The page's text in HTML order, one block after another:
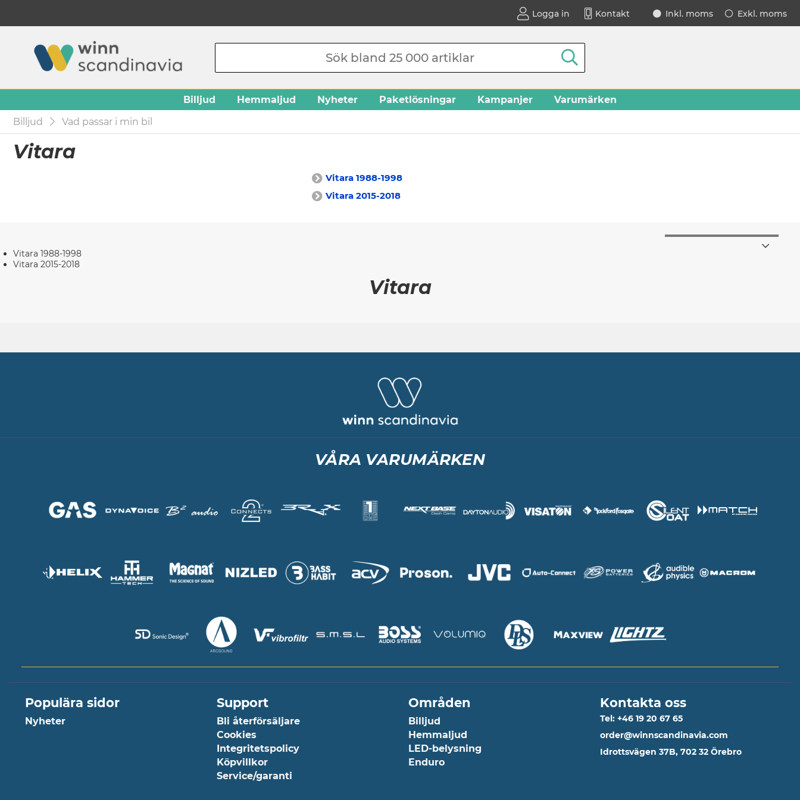
Logga in Kontakt Exkl. moms
Inkl. moms
Billjud Hemmaljud Nyheter Paketlösningar Kampanjer
Varumärken
Billjud
Vad passar i min bil
Vitara
Vitara 1988-1998
Vitara 2015-2018
Vitara 1988-1998
Vitara 2015-2018
Vitara
VÅRA VARUMÄRKEN
Populära sidor
Nyheter
Support
Bli återförsäljare
Cookies
Integritetspolicy
Köpvillkor
Service/garanti
Områden
Billjud
Hemmaljud
LED-belysning
Enduro
Kontakta oss
Tel: +46 19 20 67 65
order@winnscandinavia.com
Idrottsvägen 37B, 702 32 Örebro